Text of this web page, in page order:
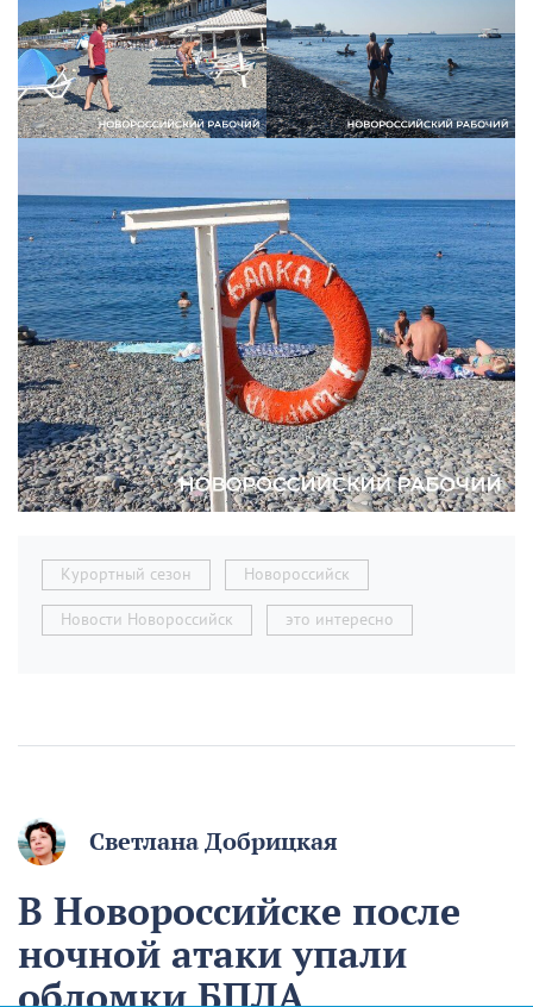
Курортный сезон Новороссийск
Новости Новороссийск это интересно
Светлана Добрицкая
В Новороссийске после
ночной атаки упали
обломки БПЛА